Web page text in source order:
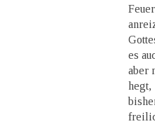
es
aber
hegt,